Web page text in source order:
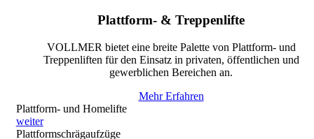
Plattform- & Treppenlifte
VOLLMER bietet eine breite Palette von Plattform- und
Treppenliften für den Einsatz in privaten, öffentlichen und
gewerblichen Bereichen an.
Mehr Erfahren
Plattform- und Homelifte
weiter
Plattformschrägaufzüge